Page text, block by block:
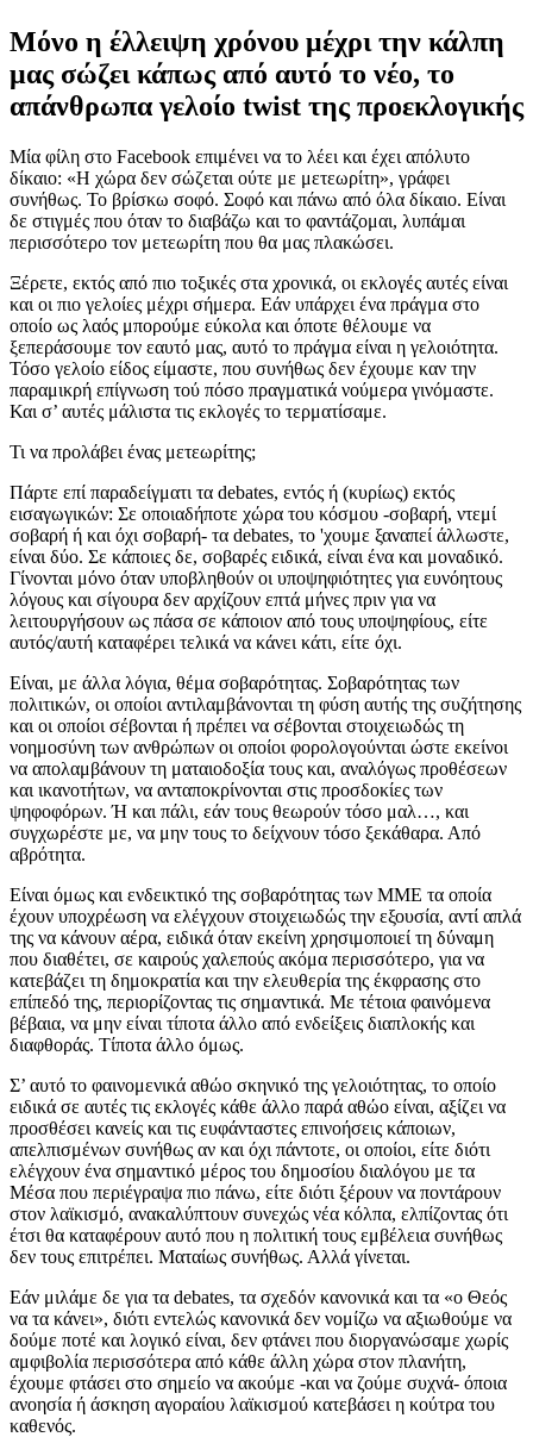
Μόνο η έλλειψη χρόνου μέχρι την κάλπη
μας σώζει κάπως από αυτό το νέο, το
απάνθρωπα γελοίο twist της προεκλογικής
Μία φίλη στο Facebook επιμένει να το λέει και έχει απόλυτο
δίκαιο: «Η χώρα δεν σώζεται ούτε με μετεωρίτη», γράφει
συνήθως. Το βρίσκω σοφό. Σοφό και πάνω από όλα δίκαιο. Είναι
δε στιγμές που όταν το διαβάζω και το φαντάζομαι, λυπάμαι
περισσότερο τον μετεωρίτη που θα μας πλακώσει.
Ξέρετε, εκτός από πιο τοξικές στα χρονικά, οι εκλογές αυτές είναι
και οι πιο γελοίες μέχρι σήμερα. Εάν υπάρχει ένα πράγμα στο
οποίο ως λαός μπορούμε εύκολα και όποτε θέλουμε να
ξεπεράσουμε τον εαυτό μας, αυτό το πράγμα είναι η γελοιότητα.
Τόσο γελοίο είδος είμαστε, που συνήθως δεν έχουμε καν την
παραμικρή επίγνωση τού πόσο πραγματικά νούμερα γινόμαστε.
Και σ’ αυτές μάλιστα τις εκλογές το τερματίσαμε.
Τι να προλάβει ένας μετεωρίτης;
Πάρτε επί παραδείγματι τα debates, εντός ή (κυρίως) εκτός
εισαγωγικών: Σε οποιαδήποτε χώρα του κόσμου -σοβαρή, ντεμί
σοβαρή ή και όχι σοβαρή- τα debates, το 'χουμε ξαναπεί άλλωστε,
είναι δύο. Σε κάποιες δε, σοβαρές ειδικά, είναι ένα και μοναδικό.
Γίνονται μόνο όταν υποβληθούν οι υποψηφιότητες για ευνόητους
λόγους και σίγουρα δεν αρχίζουν επτά μήνες πριν για να
λειτουργήσουν ως πάσα σε κάποιον από τους υποψηφίους, είτε
αυτός/αυτή καταφέρει τελικά να κάνει κάτι, είτε όχι.
Είναι, με άλλα λόγια, θέμα σοβαρότητας. Σοβαρότητας των
πολιτικών, οι οποίοι αντιλαμβάνονται τη φύση αυτής της συζήτησης
και οι οποίοι σέβονται ή πρέπει να σέβονται στοιχειωδώς τη
νοημοσύνη των ανθρώπων οι οποίοι φορολογούνται ώστε εκείνοι
να απολαμβάνουν τη ματαιοδοξία τους και, αναλόγως προθέσεων
και ικανοτήτων, να ανταποκρίνονται στις προσδοκίες των
ψηφοφόρων. Ή και πάλι, εάν τους θεωρούν τόσο μαλ…, και
συγχωρέστε με, να μην τους το δείχνουν τόσο ξεκάθαρα. Από
αβρότητα.
Είναι όμως και ενδεικτικό της σοβαρότητας των ΜΜΕ τα οποία
έχουν υποχρέωση να ελέγχουν στοιχειωδώς την εξουσία, αντί απλά
της να κάνουν αέρα, ειδικά όταν εκείνη χρησιμοποιεί τη δύναμη
που διαθέτει, σε καιρούς χαλεπούς ακόμα περισσότερο, για να
κατεβάζει τη δημοκρατία και την ελευθερία της έκφρασης στο
επίπεδό της, περιορίζοντας τις σημαντικά. Με τέτοια φαινόμενα
βέβαια, να μην είναι τίποτα άλλο από ενδείξεις διαπλοκής και
διαφθοράς. Τίποτα άλλο όμως.
Σ’ αυτό το φαινομενικά αθώο σκηνικό της γελοιότητας, το οποίο
ειδικά σε αυτές τις εκλογές κάθε άλλο παρά αθώο είναι, αξίζει να
προσθέσει κανείς και τις ευφάνταστες επινοήσεις κάποιων,
απελπισμένων συνήθως αν και όχι πάντοτε, οι οποίοι, είτε διότι
ελέγχουν ένα σημαντικό μέρος του δημοσίου διαλόγου με τα
Μέσα που περιέγραψα πιο πάνω, είτε διότι ξέρουν να ποντάρουν
στον λαϊκισμό, ανακαλύπτουν συνεχώς νέα κόλπα, ελπίζοντας ότι
έτσι θα καταφέρουν αυτό που η πολιτική τους εμβέλεια συνήθως
δεν τους επιτρέπει. Ματαίως συνήθως. Αλλά γίνεται.
Εάν μιλάμε δε για τα debates, τα σχεδόν κανονικά και τα «ο Θεός
να τα κάνει», διότι εντελώς κανονικά δεν νομίζω να αξιωθούμε να
δούμε ποτέ και λογικό είναι, δεν φτάνει που διοργανώσαμε χωρίς
αμφιβολία περισσότερα από κάθε άλλη χώρα στον πλανήτη,
έχουμε φτάσει στο σημείο να ακούμε -και να ζούμε συχνά- όποια
ανοησία ή άσκηση αγοραίου λαϊκισμού κατεβάσει η κούτρα του
καθενός.